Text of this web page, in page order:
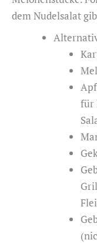
dem Nudelsalat
für